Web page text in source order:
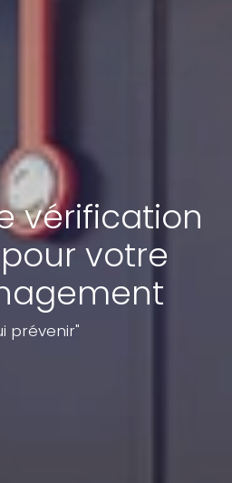
vérification
votre
prévenir"